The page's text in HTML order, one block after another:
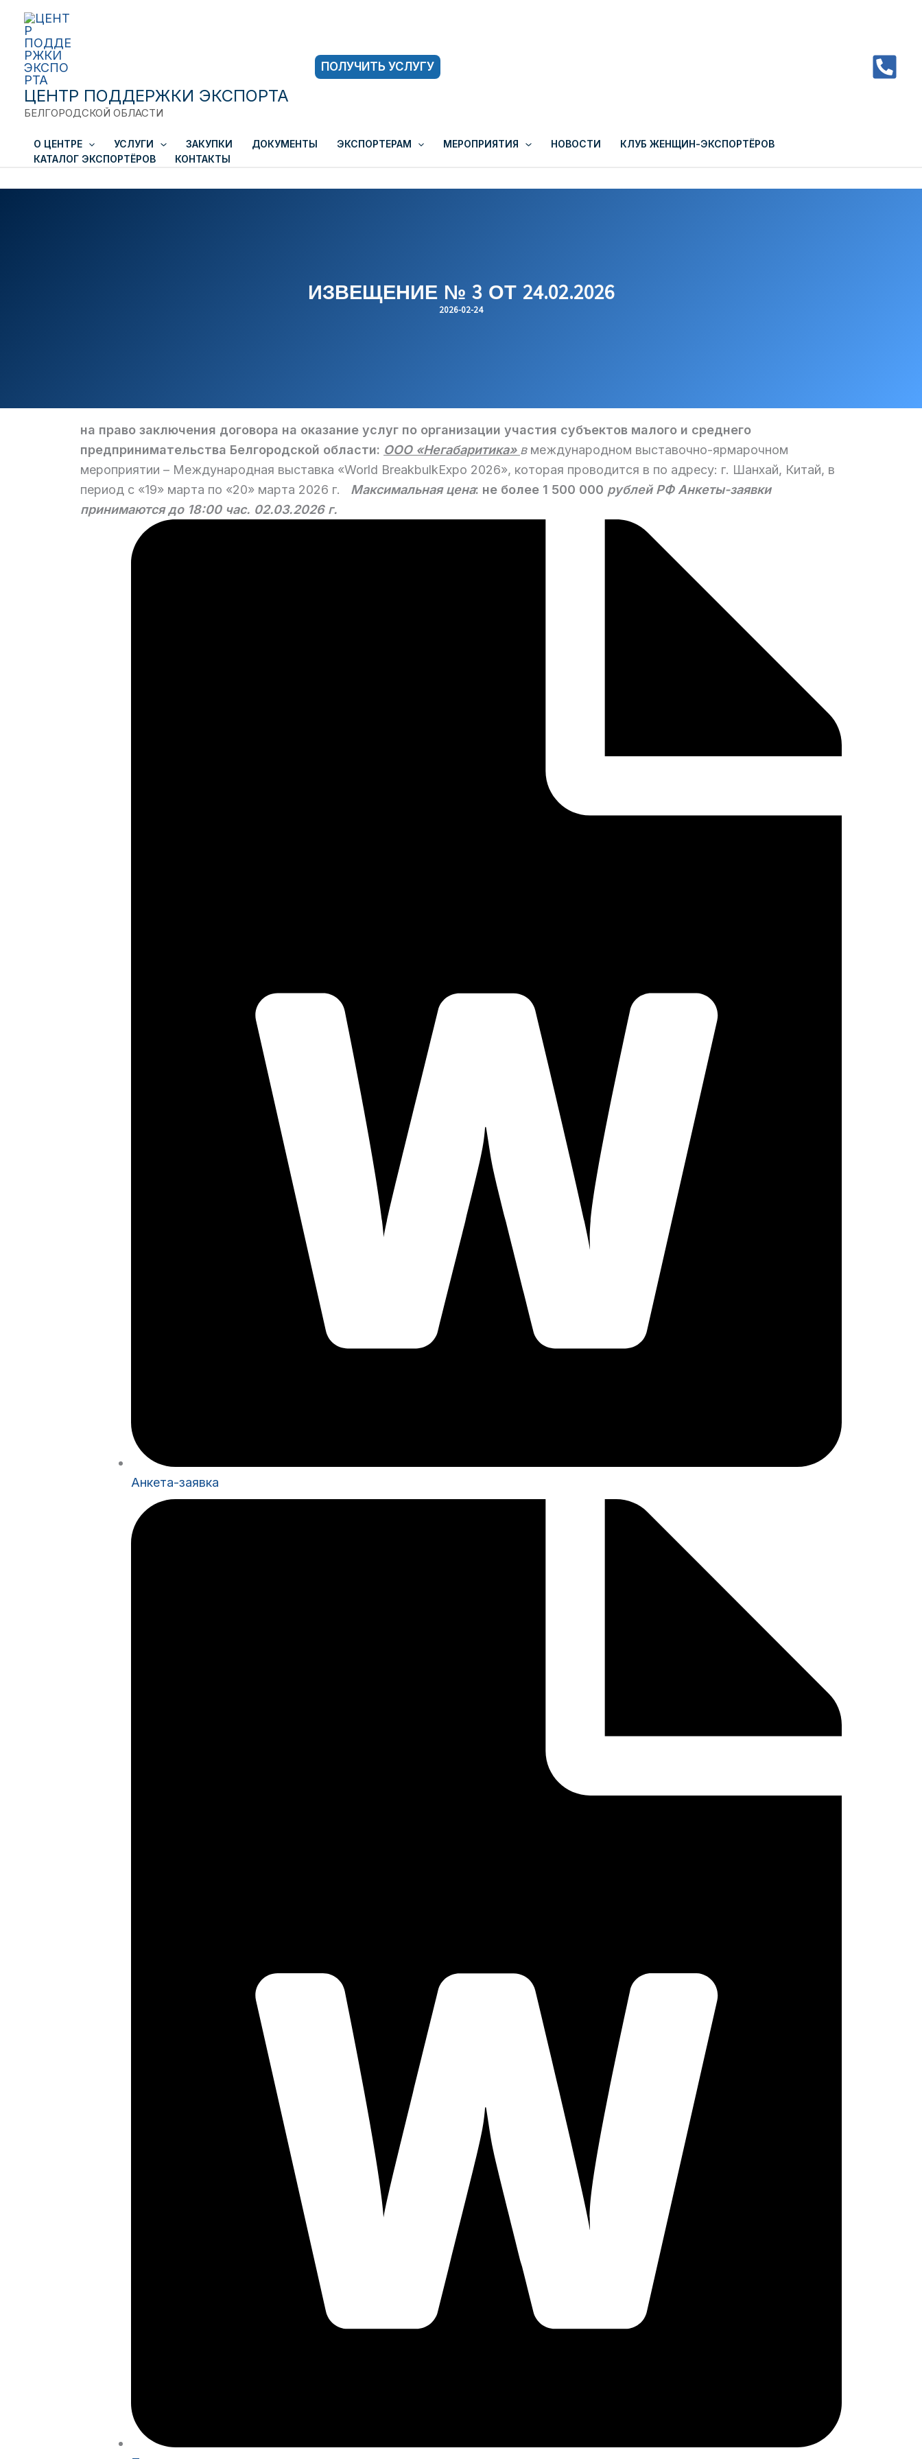
Перейти
содержимому
ЦЕНТР ПОДДЕРЖКИ ЭКСПОРТА
БЕЛГОРОДСКОЙ ОБЛАСТИ
ПОЛУЧИТЬ УСЛУГУ
О ЦЕНТРЕ УСЛУГИ ЗАКУПКИ ДОКУМЕНТЫ ЭКСПОРТЕРАМ МЕРОПРИЯТИЯ НОВОСТИ
КЛУБ ЖЕНЩИН-ЭКСПОРТЁРОВ
КАТАЛОГ ЭКСПОРТЁРОВ
КОНТАКТЫ
ИЗВЕЩЕНИЕ № 3 ОТ 24.02.2026
2026-02-24
на право заключения договора на оказание услуг по организации участия субъектов малого и среднего
предпринимательства Белгородской области: ООО «Негабаритика» в международном выставочно-ярмарочном
мероприятии – Международная выставка «World BreakbulkExpo 2026», которая проводится в по адресу: г. Шанхай, Китай, в
период с «19» марта по «20» марта 2026 г.
Максимальная цена: не более 1 500 000 рублей РФ Анкеты-заявки
принимаются до 18:00 час. 02.03.2026 г.
Анкета-заявка